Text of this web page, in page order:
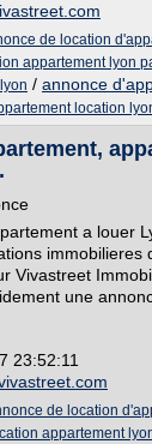
de location
appartement lyon
/ annonce
location
a louer
immobilieres
Vivastreet
une
23:52:11
de location
appartement